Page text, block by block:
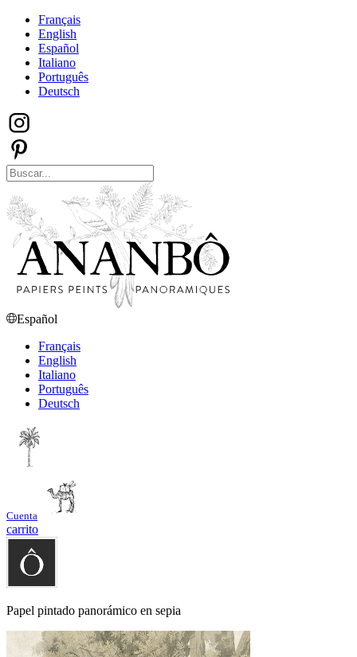
Français
English
Español
Italiano
Português
Deutsch
Español
Français
English
Italiano
Português
Deutsch
Cuenta
carrito
Papel pintado panorámico en sepia